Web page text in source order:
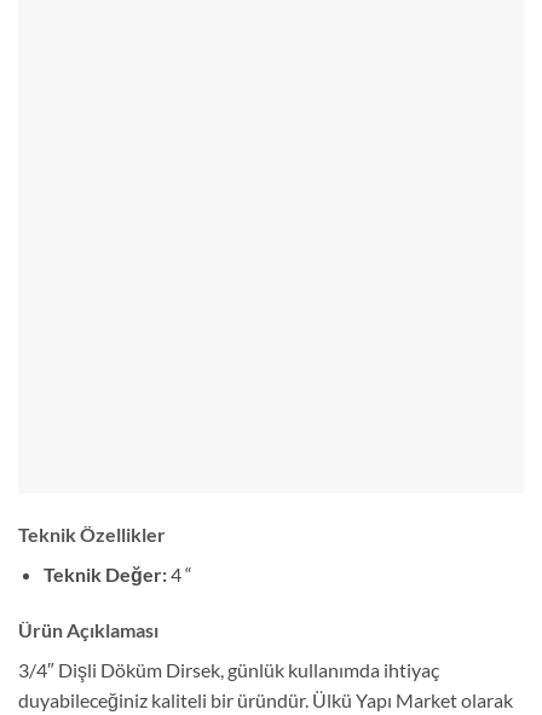
Teknik Özellikler
Teknik Değer:4 “
Ürün Açıklaması
3/4″ Dişli Döküm Dirsek, günlük kullanımda ihtiyaç
duyabileceğiniz kaliteli bir üründür. Ülkü Yapı Market olarak